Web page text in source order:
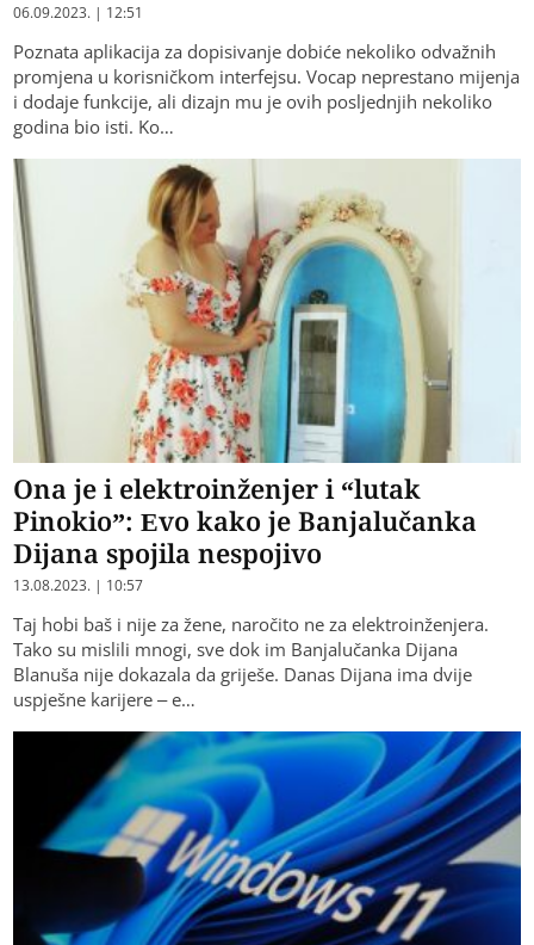
06.09.2023. | 12:51
Poznata aplikacija za dopisivanje dobiće nekoliko odvažnih
promjena u korisničkom interfejsu. Vocap neprestano mijenja
i dodaje funkcije, ali dizajn mu je ovih posljednjih nekoliko
godina bio isti. Ko…
Ona je i elektroinženjer i “lutak
Pinokio”: Evo kako je Banjalučanka
Dijana spojila nespojivo
13.08.2023. | 10:57
Taj hobi baš i nije za žene, naročito ne za elektroinženjera.
Tako su mislili mnogi, sve dok im Banjalučanka Dijana
Blanuša nije dokazala da griješe. Danas Dijana ima dvije
uspješne karijere – e…